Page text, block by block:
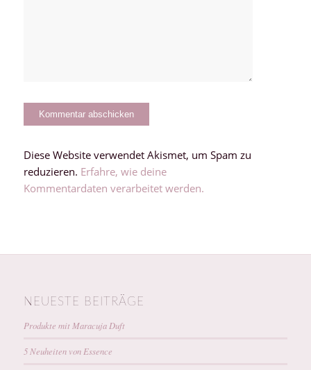
Diese Website verwendet Akismet, um Spam zu
reduzieren. Erfahre, wie deine
Kommentardaten verarbeitet werden.
NEUESTE BEITRÄGE
Produkte mit Maracuja Duft
5 Neuheiten von Essence